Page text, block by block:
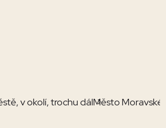
v okolí, trochu dálMěsto